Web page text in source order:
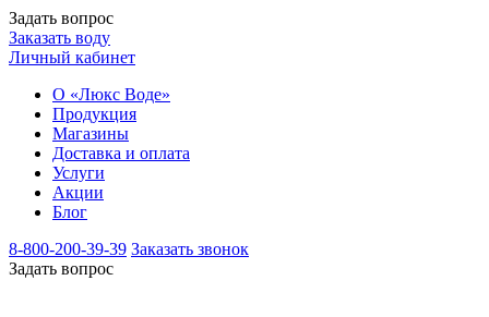
Задать вопрос
Заказать воду
Личный кабинет
О «Люкс Воде»
Продукция
Магазины
Доставка и оплата
Услуги
Акции
Блог
8-800-200-39-39 Заказать звонок
Задать вопрос